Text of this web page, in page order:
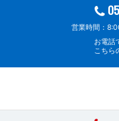
営業時間：
お電話
こちら